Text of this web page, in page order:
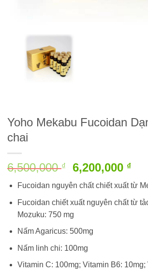
Yoho Mekabu Fucoidan
chai
6,500,000₫
Giá
gốc
là:
6,500,000 ₫.
6,200,000 ₫Giá
hiện
tại
là:
Fucoidan nguyên chất chiết xuất từ
Fucoidan chiết xuất nguyên chất từ
Mozuku: 750 mg
Nấm Agaricus: 500mg
Nấm linh chi: 100mg
Vitamin C: 100mg; Vitamin B6: